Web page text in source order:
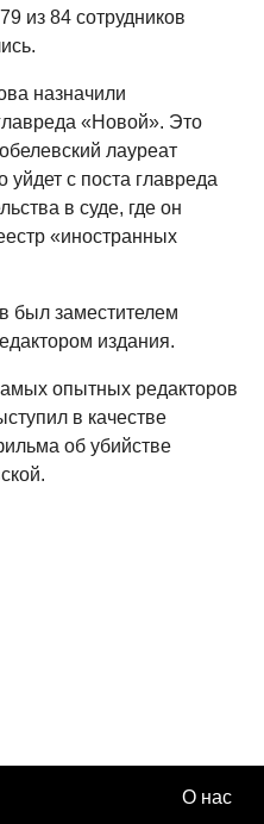
из 84 сотрудников
назначили
«Новой». Это
лауреат
с поста главреда
в суде, где он
«иностранных
был заместителем
издания.
опытных редакторов
в качестве
об убийстве
О нас